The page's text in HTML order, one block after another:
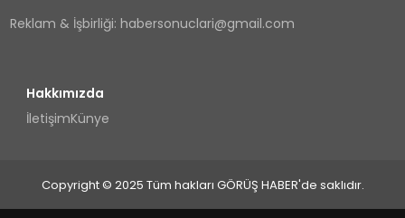
Reklam & İşbirliği:habersonuclari@gmail.com
Hakkımızda
İletişimKünye
Copyright © 2025 Tüm hakları GÖRÜŞ HABER'de saklıdır.